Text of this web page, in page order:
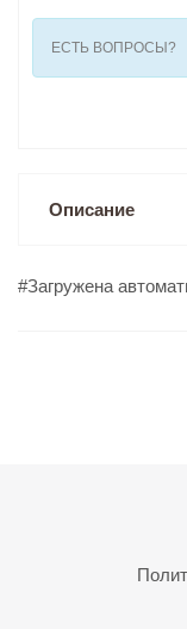
ЕСТЬ ВОПРОСЫ?
Описание
#Загружена